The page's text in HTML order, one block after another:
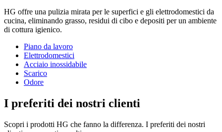
HG offre una pulizia mirata per le superfici e gli elettrodomestici da
cucina, eliminando grasso, residui di cibo e depositi per un ambiente
di cottura igienico.
Piano da lavoro
Elettrodomestici
Acciaio inossidabile
Scarico
Odore
I preferiti dei nostri clienti
Scopri i prodotti HG che fanno la differenza. I preferiti dei nostri